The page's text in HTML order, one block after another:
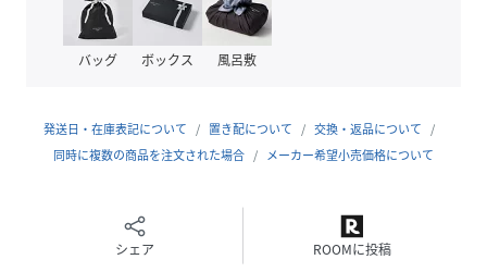
バッグ ボックス 風呂敷
発送日・在庫表記について 置き配について
交換・返品について
同時に複数の商品を注文された場合
メーカー希望小売価格について
シェア ROOMに投稿